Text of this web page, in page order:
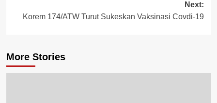
Next:
Korem 174/ATW Turut Sukeskan Vaksinasi Covdi-19
More Stories